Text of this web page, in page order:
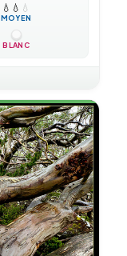
💧 💧 💧
MOYEN
BLANC